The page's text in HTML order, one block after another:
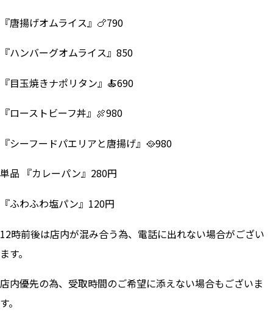
『唐揚げオムライス』🍗790
『ハンバーグオムライス』850
『目玉焼きナポリタン』🍝690
『ローストビーフ丼』🍖980
『シーフードパエリアと唐揚げ』🥘980
単品 『カレーパン』280円
『ふわふわ塩パン』120円
12時前後は店内が混み合う為、電話に出れない場合がござい
ます。
店内優先の為、受取時間のご希望に添えない場合もございま
す。